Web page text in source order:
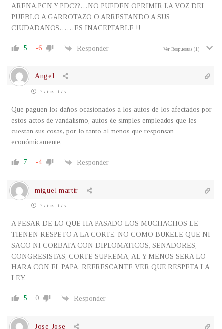
ARENA,PCN Y PDC??…NO PUEDEN OPRIMIR LA VOZ DEL
PUEBLO A GARROTAZO O ARRESTANDO A SUS
CIUDADANOS……ES INACEPTABLE !!
5 -6 Responder Ver Respuestas (1)
Angel
7 años atrás
Que paguen los daños ocasionados a los autos de los afectados por
estos actos de vandalismo, autos de simples empleados que les
cuestan sus cosas, por lo tanto al menos que responsan
económicamente.
7 -4 Responder
miguel martir
7 años atrás
A PESAR DE LO QUE HA PASADO LOS MUCHACHOS LE
TIENEN RESPETO A LA CORTE. NO COMO BUKELE QUE NI
SACO NI CORBATA CON DIPLOMATICOS, SENADORES,
CONGRESISTAS, CORTE SUPREMA, AL Y MENOS SERA LO
HARA CON EL PAPA. REFRESCANTE VER QUE RESPETA LA
LEY.
5 0 Responder
Jose Jose